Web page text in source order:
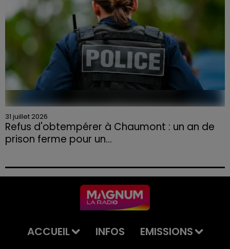
31 juillet 2026
Refus d'obtempérer à Chaumont : un an de
prison ferme pour un...
permis et la confiscation de son véhicule.
ACCUEIL INFOS EMISSIONS